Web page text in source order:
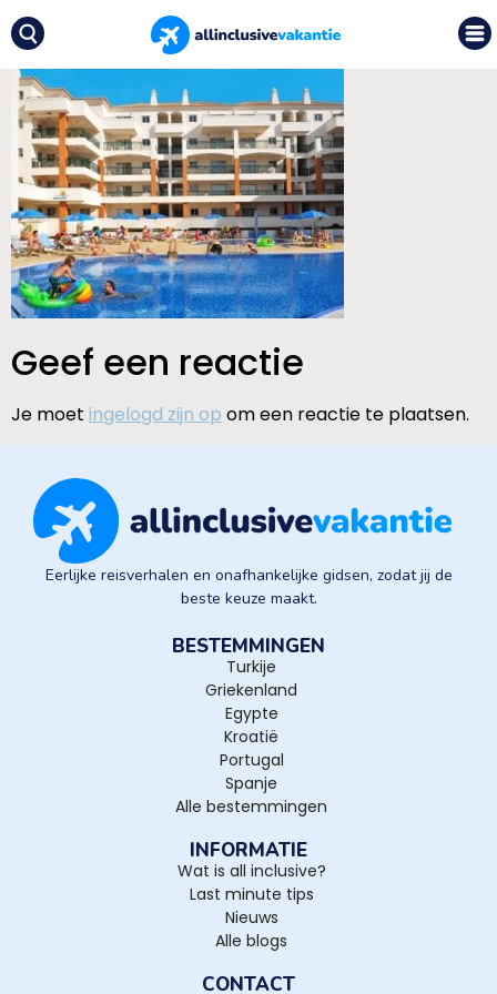
Geef een reactie
Je moet ingelogd zijn op om een reactie te plaatsen.
Eerlijke reisverhalen en onafhankelijke gidsen, zodat jij de
beste keuze maakt.
BESTEMMINGEN
Turkije
Griekenland
Egypte
Kroatië
Portugal
Spanje
Alle bestemmingen
INFORMATIE
Wat is all inclusive?
Last minute tips
Nieuws
Alle blogs
CONTACT